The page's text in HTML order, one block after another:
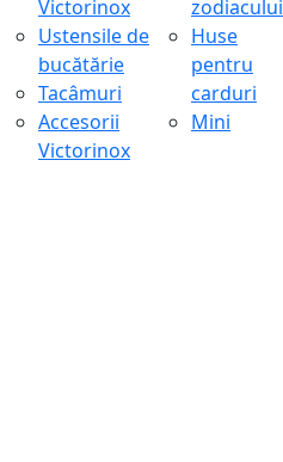
Victorinox
Ustensile de
bucătărie
Tacâmuri
Accesorii
Victorinox
zodiacului
Huse
pentru
carduri
Mini